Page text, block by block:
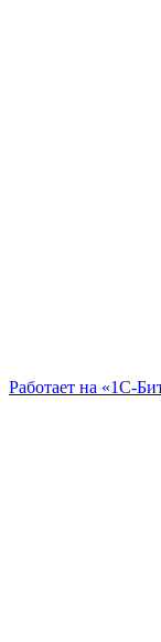
Работает на «1С-